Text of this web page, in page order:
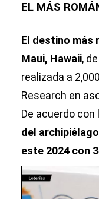
EL MÁS
El destino más
Maui, Hawaii,
realizada a
Research en
De acuerdo
del
este 2024 con